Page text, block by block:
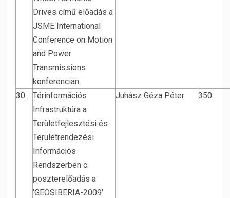
Drives című előadás a
JSME International
Conference on Motion
and Power
Transmissions
konferencián.
30.
Térinformációs
Infrastruktúra a
Területfejlesztési és
Területrendezési
Információs
Rendszerben c.
poszterelőadás a
‘GEOSIBERIA-2009’
Juhász Géza Péter 350